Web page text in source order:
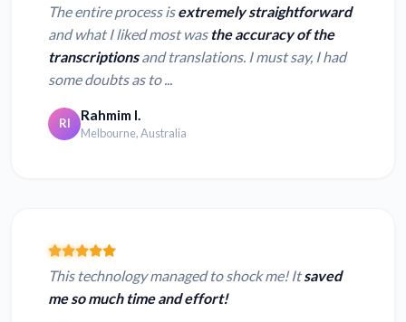
The entire process isextremely straightforward
and what I liked most was the accuracy of the
transcriptionsand translations. I must say, I had
some doubts as to ...
RI Rahmim I.
Melbourne, Australia
This technology managed to shock me! Itsaved
me so much time and effort!